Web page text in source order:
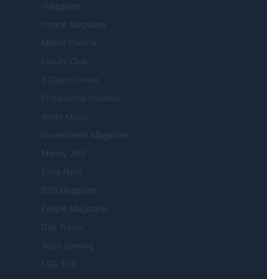
Viaggiamo
Nonne Magazine
Milano Cortina
Luxury Club
Il Calcio Online
Professione mamma
World Music
Investimenti Magazine
Money 365
Zona Nerd
B2B Magazine
People Magazine
Day Travel
Tutto Gaming
ESG 365